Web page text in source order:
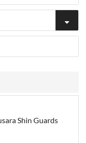
Shin Guards